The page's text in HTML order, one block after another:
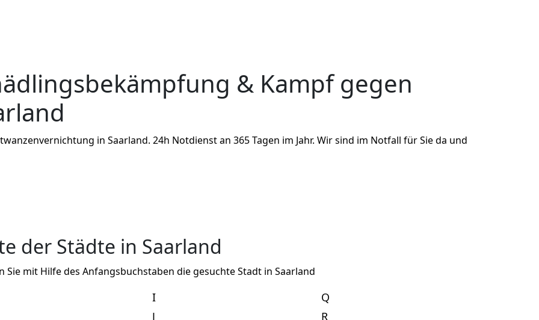
& Kampf gegen
in Saarland. 24h Notdienst an 365 Tagen im Jahr. Wir sind im Notfall für Sie da und
der Städte in Saarland
Sie mit Hilfe des Anfangsbuchstaben die gesuchte Stadt in Saarland
I
J
Q
R